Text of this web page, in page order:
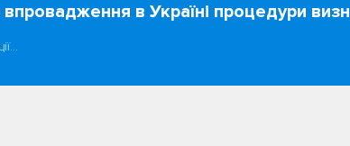
в Україні процедури